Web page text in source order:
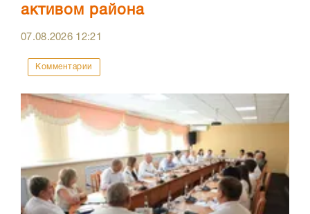
активом района
07.08.2026 12:21
Комментарии